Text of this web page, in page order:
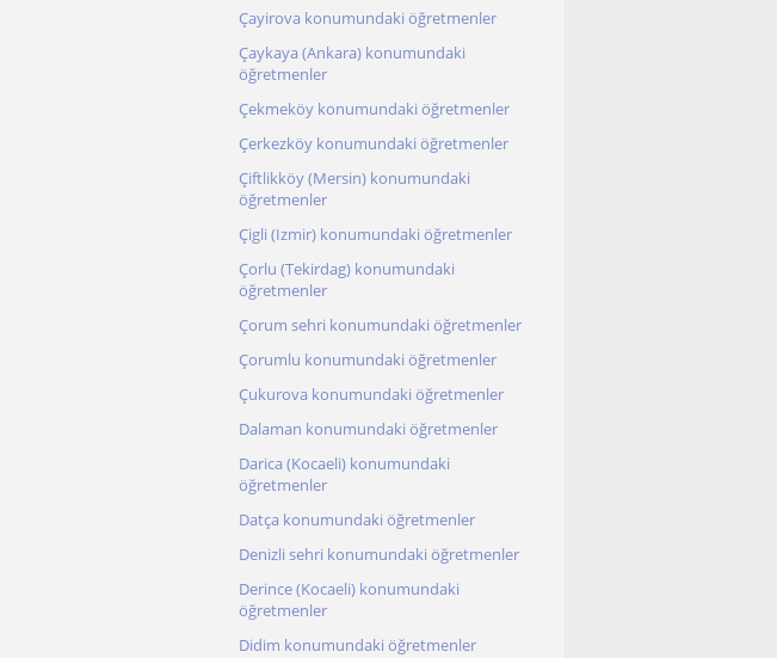
Çayirova konumundaki öğretmenler
Çaykaya (Ankara) konumundaki
öğretmenler
Çekmeköy konumundaki öğretmenler
Çerkezköy konumundaki öğretmenler
Çiftlikköy (Mersin) konumundaki
öğretmenler
Çigli (Izmir) konumundaki öğretmenler
Çorlu (Tekirdag) konumundaki
öğretmenler
Çorum sehri konumundaki öğretmenler
Çorumlu konumundaki öğretmenler
Çukurova konumundaki öğretmenler
Dalaman konumundaki öğretmenler
Darica (Kocaeli) konumundaki
öğretmenler
Datça konumundaki öğretmenler
Denizli sehri konumundaki öğretmenler
Derince (Kocaeli) konumundaki
öğretmenler
Didim konumundaki öğretmenler